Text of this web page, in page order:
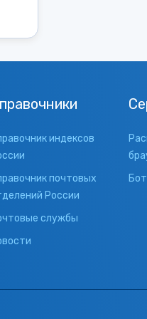
индексов
почтовых
России
службы